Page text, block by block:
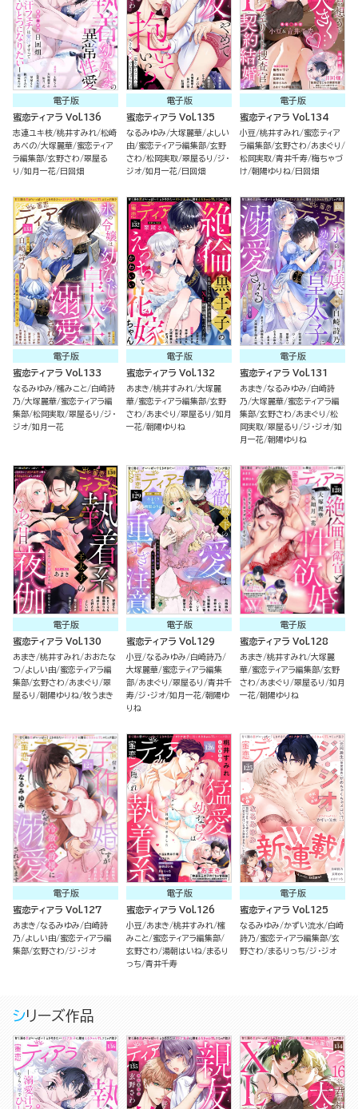
電子版
蜜恋ティアラ Vol.136
志連ユキ枝 桃井すみれ 松崎
あべの 大塚麗華 蜜恋ティア
ラ編集部 玄野さわ 翠屋る
り
如月一花 日回畑
電子版
蜜恋ティアラ Vol.135
なるみゆみ 大塚麗華 よしい
由 蜜恋ティアラ編集部 玄野
さわ 松岡実取 翠屋るり
ジ・
ジオ 如月一花 日回畑
電子版
蜜恋ティアラ Vol.134
小豆 桃井すみれ 蜜恋ティア
ラ編集部 玄野さわ
あまぐり
松岡実取 青井千寿 梅ちゃづ
け 朝陽ゆりね 日回畑
電子版
蜜恋ティアラ Vol.133
なるみゆみ 櫁みこと
白崎詩
乃 大塚麗華 蜜恋ティアラ編
集部 松岡実取 翠屋るり
ジ・
ジオ 如月一花
電子版
蜜恋ティアラ Vol.132
あまき 桃井すみれ 大塚麗
華 蜜恋ティアラ編集部 玄野
さわ
あまぐり 翠屋るり
如月
一花 朝陽ゆりね
電子版
蜜恋ティアラ Vol.131
あまき なるみゆみ
白崎詩
乃 大塚麗華 蜜恋ティアラ編
集部 玄野さわ あまぐり
松
岡実取 翠屋るり ジ・ジオ 如
月一花 朝陽ゆりね
電子版
蜜恋ティアラ Vol.130
あまき 桃井すみれ おおたな
つ
よしい由 蜜恋ティアラ編
集部 玄野さわ あまぐり
翠
屋るり
朝陽ゆりね 牧うまき
電子版
蜜恋ティアラ Vol.129
小豆 なるみゆみ
白崎詩乃
大塚麗華 蜜恋ティアラ編集
部 あまぐり 翠屋るり
青井千
寿 ジ・ジオ 如月一花 朝陽ゆ
りね
電子版
蜜恋ティアラ Vol.128
あまき 桃井すみれ 大塚麗
華 蜜恋ティアラ編集部 玄野
さわ
あまぐり 翠屋るり
如月
一花 朝陽ゆりね
電子版
蜜恋ティアラ Vol.127
あまき なるみゆみ
白崎詩
乃
よしい由 蜜恋ティアラ編
集部 玄野さわ ジ・ジオ
電子版
蜜恋ティアラ Vol.126
小豆 あまき 桃井すみれ 櫁
みこと
蜜恋ティアラ編集部
玄野さわ 湯朝はいね
まるり
っち 青井千寿
電子版
蜜恋ティアラ Vol.125
なるみゆみ かずい流水 白崎
詩乃
蜜恋ティアラ編集部 玄
野さわ
まるりっち ジ・ジオ
シリーズ作品